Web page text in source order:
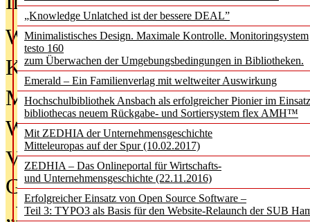
„Knowledge Unlatched ist der bessere DEAL”
Minimalistisches Design. Maximale Kontrolle. Monitoringsystem
testo 160
zum Überwachen der Umgebungsbedingungen in Bibliotheken.
Emerald – Ein Familienverlag mit weltweiter Auswirkung
Hochschulbibliothek Ansbach als erfolgreicher Pionier im
bibliothecas neuem Rückgabe- und Sortiersystem flex AMH™
Mit ZEDHIA der Unternehmensgeschichte
Mitteleuropas auf der Spur (10.02.2017)
ZEDHIA – Das Onlineportal für Wirtschafts-
und Unternehmensgeschichte (22.11.2016)
Erfolgreicher Einsatz von Open Source Software –
Teil 3: TYPO3 als Basis für den Website-Relaunch der SUB
Was Hochschul­bibliotheken von
Kinder in der digitalen Welt
Metadaten als Infrastruktur
Wenn Bots katalogisieren
Von Abschlusskleidern bis
Geisterjagd-Ausrüstung in der
„Library of Things“ unterwegs